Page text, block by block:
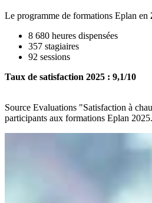
Le programme de formations Eplan en
8 680 heures dispensées
357 stagiaires
92 sessions
Taux de satisfaction 2025 : 9,1/10
Source Evaluations "Satisfaction à
participants aux formations Eplan 2025.